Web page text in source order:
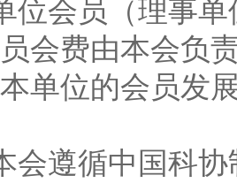
会费由本会负
单位的会员发
遵循中国科